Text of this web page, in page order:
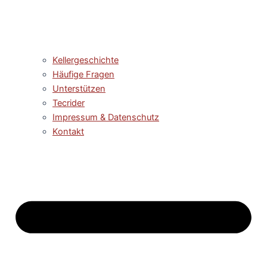
Kellergeschichte
Häufige Fragen
Unterstützen
Tecrider
Impressum & Datenschutz
Kontakt